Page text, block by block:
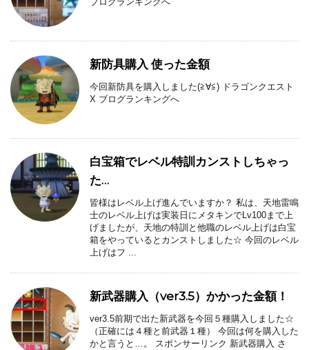
新防具購入 使った金額
今回新防具を購入しました(≧∀≦) ドラゴンクエスト
X ブログランキングへ
白宝箱でレベル特訓カンストしちゃっ
た…
皆様はレベル上げ進んでいますか？ 私は、天地雷鳴
士のレベル上げは実装日にメタキンでLv100まで上
げましたが、天地の特訓と他職のレベル上げは白宝
箱をやっているとカンストしました☆ 今回のレベル
上げはフ ...
新武器購入（ver3.5）かかった金額！
ver3.5前期で出た新武器を今回５種購入しました☆
（正確には４種と前武器１種） 今回は何を購入した
かと言うと…。 スポンサーリンク 新武器購入 さ